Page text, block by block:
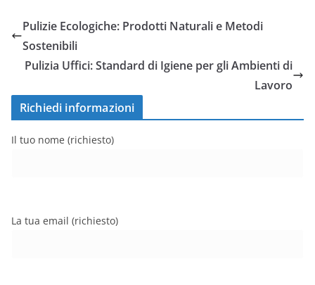
Pulizie Ecologiche: Prodotti Naturali e Metodi
Sostenibili
Pulizia Uffici: Standard di Igiene per gli Ambienti di
Lavoro
Richiedi informazioni
Il tuo nome (richiesto)
La tua email (richiesto)